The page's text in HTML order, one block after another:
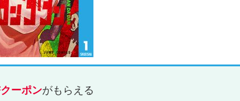
ーポンがもらえる